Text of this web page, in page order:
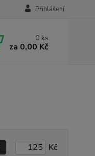
Přihlášení
0 ks
za 0,00 Kč
Kč